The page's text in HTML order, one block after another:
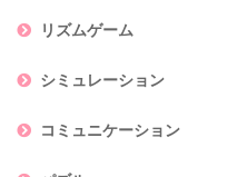
リズムゲーム
シミュレーション
コミュニケーション